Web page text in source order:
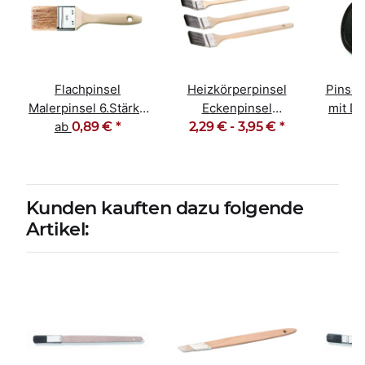
Flachpinsel
Malerpinsel 6.Stärke
Naturborsten-Mix
ab 0,89 € *
Heizkörperpinsel
Eckenpinsel
Naturborsten-Mix
2,29 € - 3,95 € *
mit
Kunden kauften dazu folgende
Artikel: